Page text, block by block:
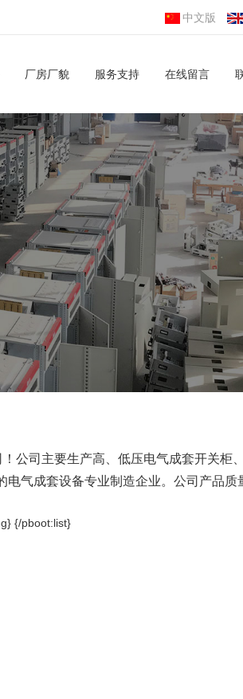
中文版
厂房厂貌 服务支持 在线留言
公司主要生产高、低压电气成套开关柜
气成套设备专业制造企业。公司产品质
{/pboot:list}